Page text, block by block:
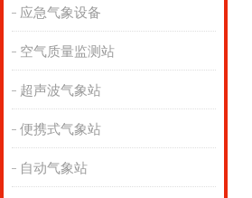
应急气象设备
空气质量监测站
超声波气象站
便携式气象站
自动气象站